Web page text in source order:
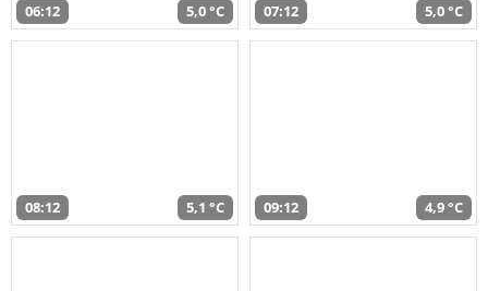
06:12 5,0 °C 07:12 5,0 °C
08:12 5,1 °C 09:12 4,9 °C